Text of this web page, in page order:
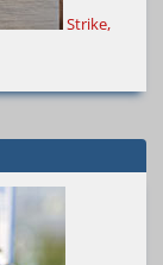
Strike,